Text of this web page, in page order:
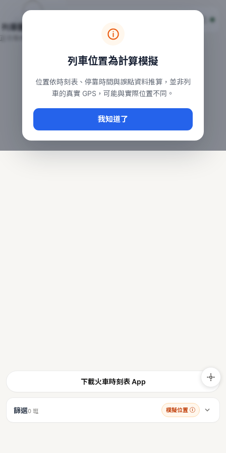
台鐵列車即時位置地圖
本頁顯示目前全台鐵運行中的列車位置，涵蓋自強、普悠瑪、
常用查詢：
、台中車站即時動態
台鐵即時動態
下載火車時刻表 App
篩選0 班 模擬位置 ⓘ
列車位置為計算模擬
位置依時刻表、停靠時間與誤點資料推算，並非列
車的真實 GPS，可能與實際位置不同。
我知道了
列車動態載入中…